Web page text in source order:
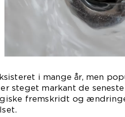
i mange år, men
steget markant de
fremskridt og